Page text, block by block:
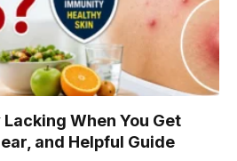
When You Get
and Helpful Guide